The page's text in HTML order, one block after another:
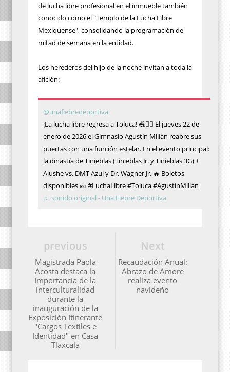
de lucha libre profesional en el inmueble también
conocido como el "Templo de la Lucha Libre
Mexiquense", consolidando la programación de
mitad de semana en la entidad.
Los herederos del hijo de la noche invitan a toda la
afición:
@unafiebredeportiva
¡La lucha libre regresa a Toluca! 🎪🤼‍♂️ El jueves 22 de
enero de 2026 el Gimnasio Agustín Millán reabre sus
puertas con una función estelar. En el evento principal:
la dinastía de Tinieblas (Tinieblas Jr. y Tinieblas 3G) +
Alushe vs. DMT Azul y Dr. Wagner Jr. 🔥 Boletos
disponibles 🎫 #LuchaLibre #Toluca #AgustínMillán
♬ sonido original - Una Fiebre Deportiva
Next
Recaudación Anual:
Abrazo de Amore
realiza evento
navideño
previous
Magistrada Paola
Acosta destaca la
Importancia de la
interculturalidad
durante la
inauguración de la
Exposición Itinerante
"Cargos Textiles e
Identidad" en Casa
Tlaxcala